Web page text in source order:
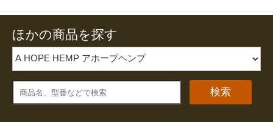
ほかの商品を探す
検索